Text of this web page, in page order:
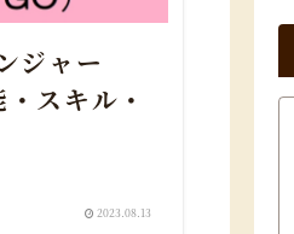
ジャー
スキル・
2023.08.13